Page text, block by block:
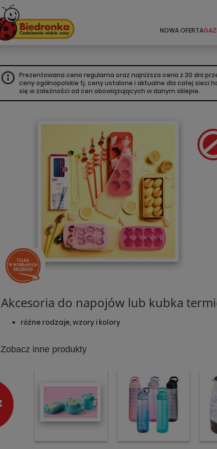
NOWA OFERTA
Prezentowana cena regularna oraz najniższa cena z 30 dni
ceny ogólnopolskie tj. ceny ustalone i aktualne dla całej sieci
się w zależności od cen obowiązujących w danym sklepie.
Akcesoria do napojów lub kubka
różne rodzaje, wzory i kolory
Zobacz inne produkty